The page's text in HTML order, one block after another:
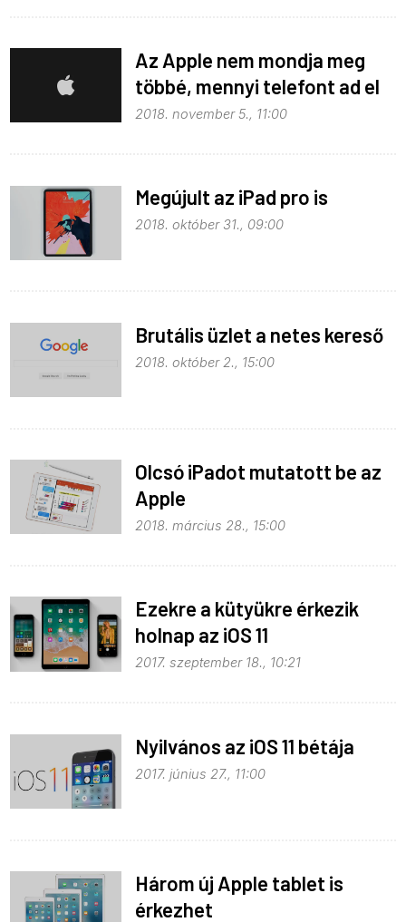
Az Apple nem mondja meg
többé, mennyi telefont ad el
2018. november 5., 11:00
Megújult az iPad pro is
2018. október 31., 09:00
Brutális üzlet a netes kereső
2018. október 2., 15:00
Olcsó iPadot mutatott be az
Apple
2018. március 28., 15:00
Ezekre a kütyükre érkezik
holnap az iOS 11
2017. szeptember 18., 10:21
Nyilvános az iOS 11 bétája
2017. június 27., 11:00
Három új Apple tablet is
érkezhet